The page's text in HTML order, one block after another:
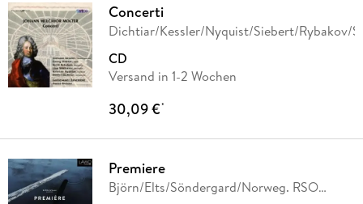
Concerti
Dichtiar/Kessler/Nyquist/Siebert/Rybakov/
CD
Versand in 1-2 Wochen
30,09 €*
Premiere
Björn/Elts/Söndergard/Norweg. RSO